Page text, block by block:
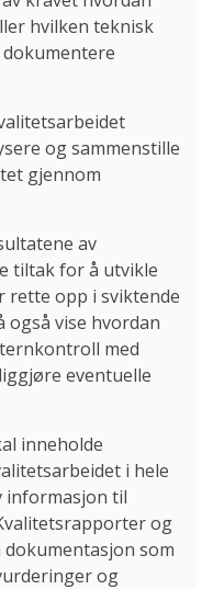
hvilken teknisk
og sammenstille
gjennom
av
tiltak for å utvikle
rette opp i sviktende
også vise hvordan
med
eventuelle
inneholde
i hele
informasjon til
og
som
og